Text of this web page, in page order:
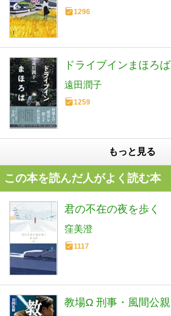
1296
ドライブインまほろば
遠田潤子
1259
もっと見る
この本を読んだ人がよく読む本
君の不在の夜を歩く
窪美澄
1117
教場Ω 刑事・風間公親